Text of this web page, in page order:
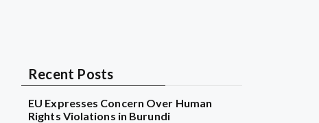
Recent Posts
EU Expresses Concern Over Human
Rights Violations in Burundi